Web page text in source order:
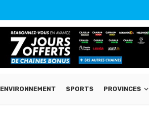
ENVIRONNEMENT SPORTS PROVINCES